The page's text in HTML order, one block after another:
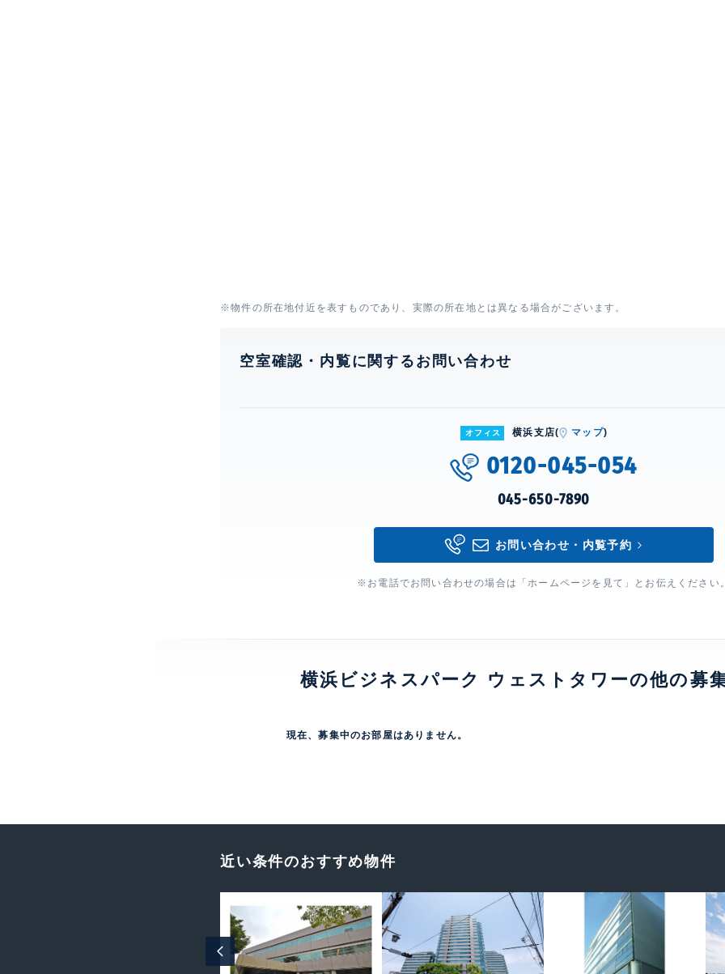
※物件の所在地付近を表すものであり、実際の所在地とは異なる場合がございます。
空室確認・内覧に関するお問い合わせ
オフィス 横浜支店( マップ)
0120-045-054
045-650-7890
お問い合わせ・内覧予約
※お電話でお問い合わせの場合は「ホームページを見て」とお伝えください
横浜ビジネスパーク ウェストタワーの他の募
現在、募集中のお部屋はありません。
近い条件のおすすめ物件